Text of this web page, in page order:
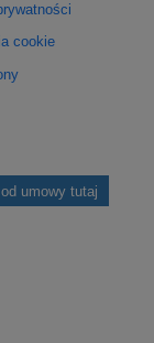
cookie
umowy tutaj